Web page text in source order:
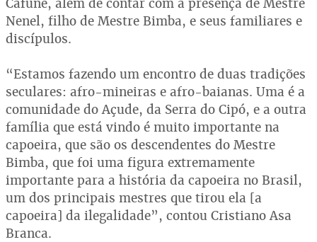
Nenel, filho de Mestre Bimba, e seus familiares e
discípulos.
“Estamos fazendo um encontro de duas tradições
seculares: afro-mineiras e afro-baianas. Uma é a
comunidade do Açude, da Serra do Cipó, e a outra
família que está vindo é muito importante na
capoeira, que são os descendentes do Mestre
Bimba, que foi uma figura extremamente
importante para a história da capoeira no Brasil,
um dos principais mestres que tirou ela [a
capoeira] da ilegalidade”, contou Cristiano Asa
Branca.